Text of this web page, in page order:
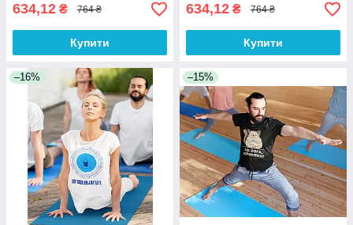
634,12 ₴ 764 ₴
Купити
634,12 ₴ 764 ₴
Купити
–16% –15%